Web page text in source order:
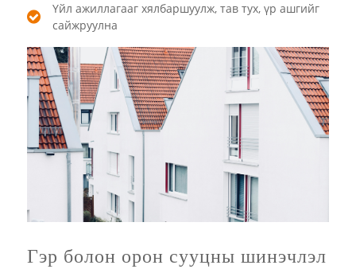
Үйл ажиллагааг хялбаршуулж, тав тух, үр ашгийг
сайжруулна
Гэр болон орон сууцны шинэчлэл